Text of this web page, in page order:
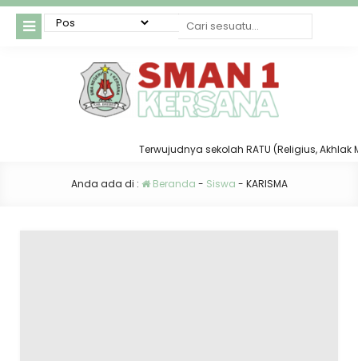
Terwujudnya sekolah RATU (Religius, Akhlak
Anda ada di : Beranda - Siswa - KARISMA